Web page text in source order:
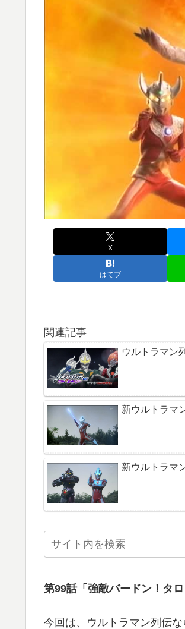
X
はてブ
関連記事
ウルトラマン
新ウルトラマ
新ウルトラマ
第99話「強敵バードン！タロ
今回は、ウルトラマン列伝